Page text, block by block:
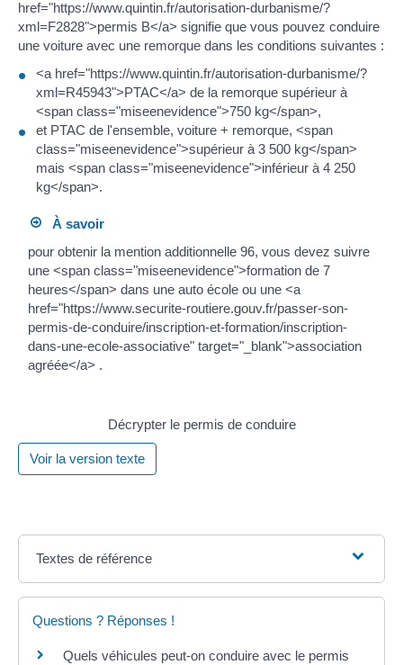
href="https://www.quintin.fr/autorisation-durbanisme/?
xml=F2828">permis B</a> signifie que vous pouvez conduire
une voiture avec une remorque dans les conditions suivantes :
<a href="https://www.quintin.fr/autorisation-durbanisme/?
xml=R45943">PTAC</a> de la remorque supérieur à
<span class="miseenevidence">750 kg</span>,
et PTAC de l'ensemble, voiture + remorque, <span
class="miseenevidence">supérieur à 3 500 kg</span>
mais <span class="miseenevidence">inférieur à 4 250
kg</span>.
À savoir
pour obtenir la mention additionnelle 96, vous devez suivre
une <span class="miseenevidence">formation de 7
heures</span> dans une auto école ou une <a
href="https://www.securite-routiere.gouv.fr/passer-son-
permis-de-conduire/inscription-et-formation/inscription-
dans-une-ecole-associative" target="_blank">association
agréée</a> .
Décrypter le permis de conduire
Voir la version texte
Textes de référence
Questions ? Réponses !
Quels véhicules peut-on conduire avec le permis